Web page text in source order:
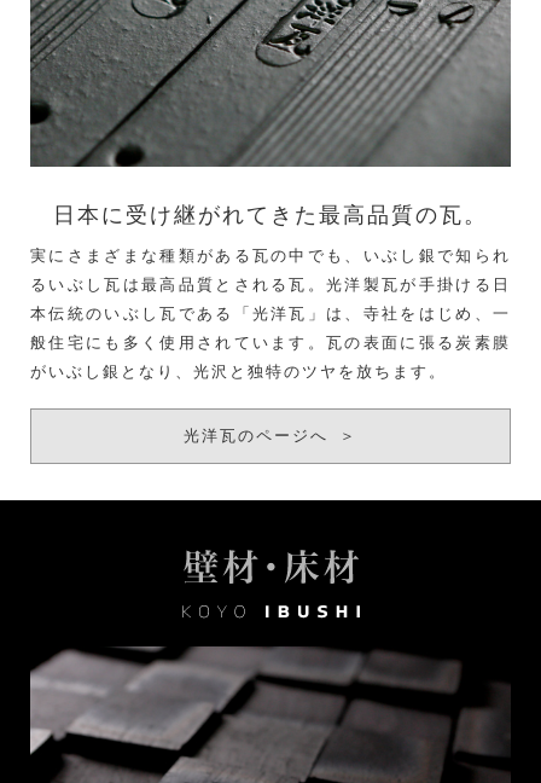
日本に受け継がれてきた 最高品質の瓦。
実にさまざまな種類がある瓦の中でも、いぶし銀で知られ
るいぶし瓦は最高品質とされる瓦。光洋製瓦が手掛ける日
本伝統のいぶし瓦である「光洋瓦」は、寺社をはじめ、一
般住宅にも多く使用されています。瓦の表面に張る炭素膜
がいぶし銀となり、光沢と独特のツヤを放ちます。
光洋瓦のページへ ＞